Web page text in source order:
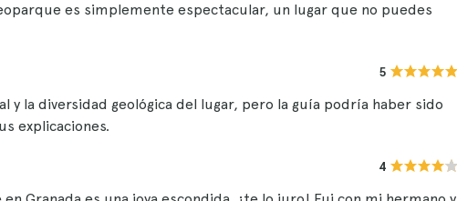
es simplemente espectacular, un lugar que no puedes
5
y la diversidad geológica del lugar, pero la guía podría haber sido
explicaciones.
4